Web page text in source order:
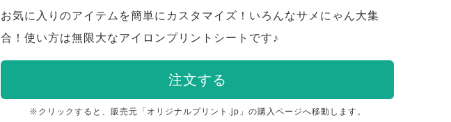
お気に入りのアイテムを簡単にカスタマイズ！いろんなサメにゃん大集
合！使い方は無限大なアイロンプリントシートです♪
注文する
※クリックすると、販売元「オリジナルプリント.jp」の購入ページへ移動します。